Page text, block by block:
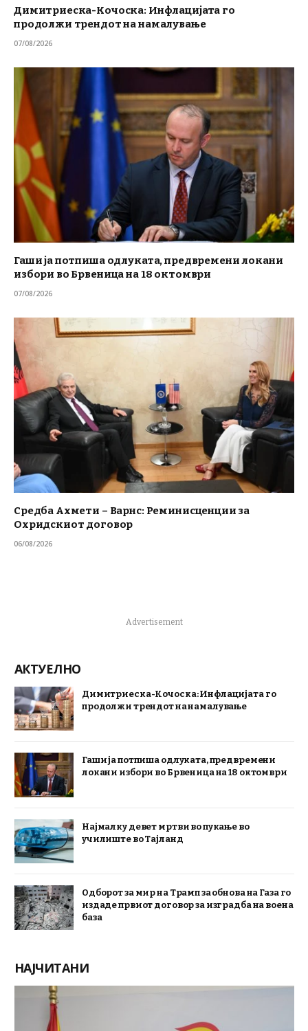
Димитриеска-Кочоска: Инфлацијата го
продолжи трендот на намалување
07/08/2026
Гаши ја потпиша одлуката, предвремени локани
избори во Брвеница на 18 октомври
07/08/2026
Средба Ахмети – Варнс: Реминисценции за
Охридскиот договор
06/08/2026
Advertisement
АКТУЕЛНО
Димитриеска-Кочоска: Инфлацијата го
продолжи трендот на намалување
Гаши ја потпиша одлуката, предвремени
локани избори во Брвеница на 18 октомври
Најмалку девет мртви во пукање во
училиште во Тајланд
Одборот за мир на Трамп за обнова на Газа го
издаде првиот договор за изградба на воена
база
НАЈЧИТАНИ